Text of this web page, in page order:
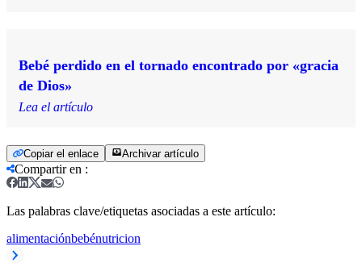
Bebé perdido en el tornado encontrado por «gracia
de Dios»
Lea el artículo
Copiar el enlace Archivar artículo
Compartir en :
Las palabras clave/etiquetas asociadas a este artículo:
alimentaciónbebénutricion